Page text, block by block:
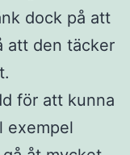
dock på att
att den täcker
för att kunna
exempel